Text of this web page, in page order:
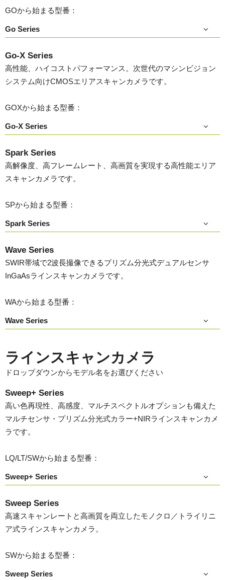
GOから始まる型番：
Go Series
Go-X Series
高性能、ハイコストパフォーマンス。次世代のマシンビジョン
システム向けCMOSエリアスキャンカメラです。
GOXから始まる型番：
Go-X Series
Spark Series
高解像度、高フレームレート、高画質を実現する高性能エリア
スキャンカメラです。
SPから始まる型番：
Spark Series
Wave Series
SWIR帯域で2波長撮像できるプリズム分光式デュアルセンサ
InGaAsラインスキャンカメラです。
WAから始まる型番：
Wave Series
ラインスキャンカメラ
ドロップダウンからモデル名をお選びください
Sweep+ Series
高い色再現性、高感度、マルチスペクトルオプションも備えた
マルチセンサ・プリズム分光式カラー+NIRラインスキャンカメ
ラです。
LQ/LT/SWから始まる型番：
Sweep+ Series
Sweep Series
高速スキャンレートと高画質を両立したモノクロ／トライリニ
ア式ラインスキャンカメラ。
SWから始まる型番：
Sweep Series